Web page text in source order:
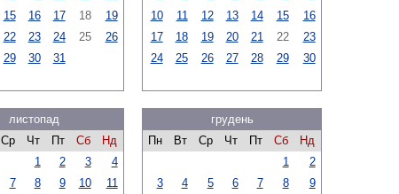
15 16 17 18
19
22 23 24 25
26
29 30 31
10
11 12 13 14 15
16
17
18 19 20 21 22
23
24
25 26 27 28 29 30
листопад
Ср Чт Пт Сб
Нд
1
2 3
4
7 8 9 10
11
грудень
Пн
Вт Ср Чт Пт Сб
Нд
1
2
3
4 5 6 7 8
9